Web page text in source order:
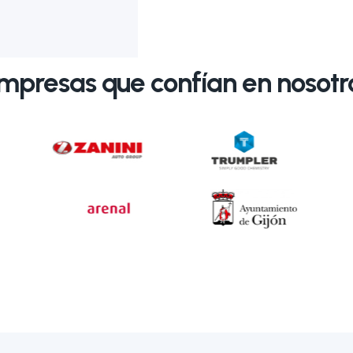
que confían en